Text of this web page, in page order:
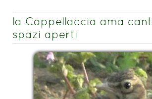
la Cappellaccia ama
spazi aperti